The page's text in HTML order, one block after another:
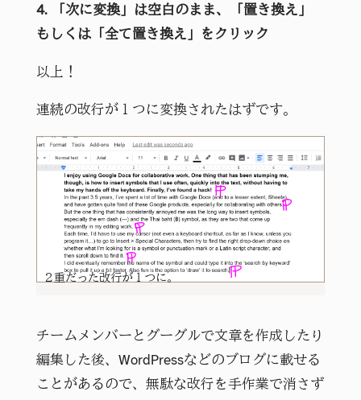
4. 「次に変換」は空白のまま、「置き換え」
もしくは「全て置き換え」をクリック
以上！
連続の改行が１つに変換されたはずです。
２重だった改行が１つに。
チームメンバーとグーグルで文章を作成したり
編集した後、WordPressなどのブログに載せる
ことがあるので、無駄な改行を手作業で消さず